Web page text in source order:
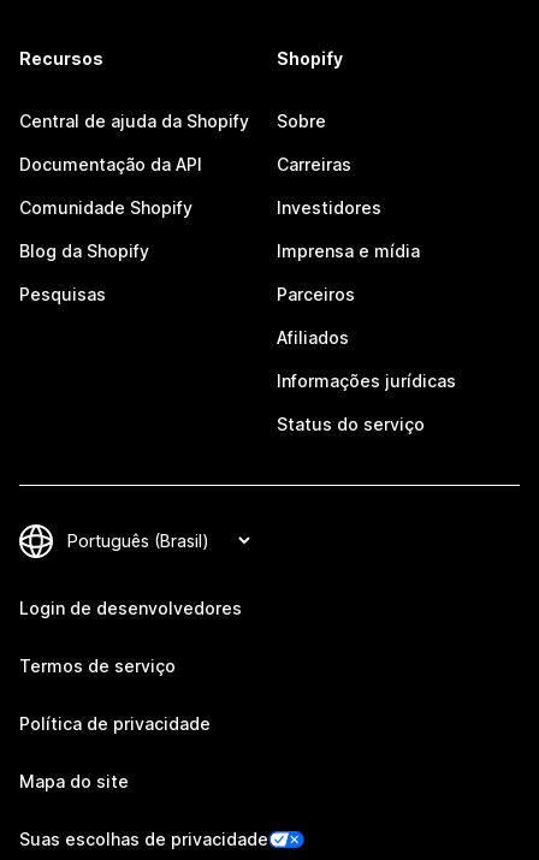
Recursos
Central de ajuda da Shopify
Documentação da API
Comunidade Shopify
Blog da Shopify
Pesquisas
Shopify
Sobre
Carreiras
Investidores
Imprensa e mídia
Parceiros
Afiliados
Informações jurídicas
Status do serviço
Login de desenvolvedores
Termos de serviço
Política de privacidade
Mapa do site
Suas escolhas de privacidade